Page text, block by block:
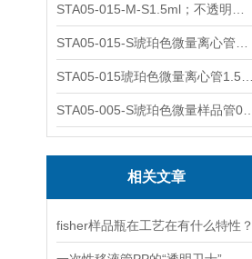
相关文章
fisher样品瓶在工艺在有什么特性？